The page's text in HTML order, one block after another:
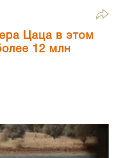
Цаца в этом
12 млн